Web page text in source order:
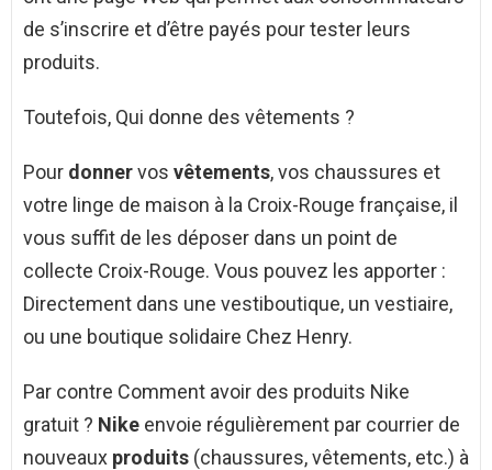
de s’inscrire et d’être payés pour tester leurs
produits.
Toutefois, Qui donne des vêtements ?
Pour donnervos vêtements, vos chaussures et
votre linge de maison à la Croix-Rouge française, il
vous suffit de les déposer dans un point de
collecte Croix-Rouge. Vous pouvez les apporter :
Directement dans une vestiboutique, un vestiaire,
ou une boutique solidaire Chez Henry.
Par contre Comment avoir des produits Nike
gratuit ? Nike envoie régulièrement par courrier de
nouveaux produits (chaussures, vêtements, etc.) à